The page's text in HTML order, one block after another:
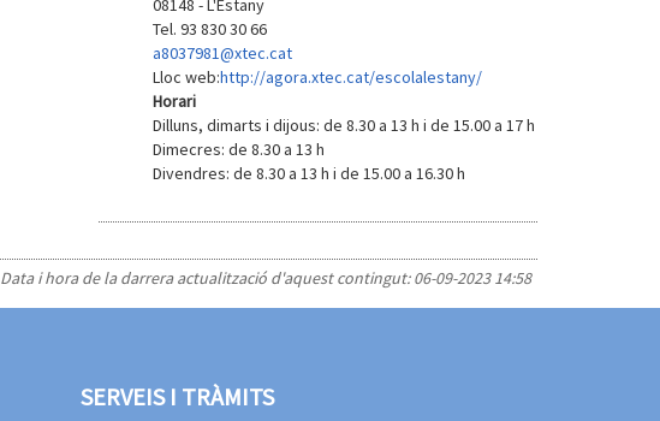
08148 - L'Estany
Tel. 93 830 30 66
a8037981@xtec.cat
Lloc web:http://agora.xtec.cat/escolalestany/
Horari
Dilluns, dimarts i dijous: de 8.30 a 13 h i de 15.00 a 17 h
Dimecres: de 8.30 a 13 h
Divendres: de 8.30 a 13 h i de 15.00 a 16.30 h
Data i hora de la darrera actualització d'aquest contingut:06-09-2023 14:58
SERVEIS I TRÀMITS